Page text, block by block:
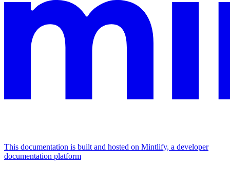
This documentation is built and hosted on Mintlify, a developer
documentation platform